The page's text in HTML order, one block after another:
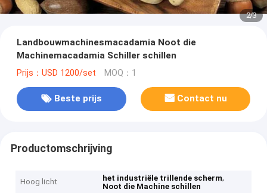
2/3
Landbouwmachinesmacadamia Noot die
Machinemacadamia Schiller schillen
Prijs：USD 1200/set MOQ：1
Beste prijs Contact nu
Productomschrijving
Hoog licht het industriële trillende scherm,
Noot die Machine schillen